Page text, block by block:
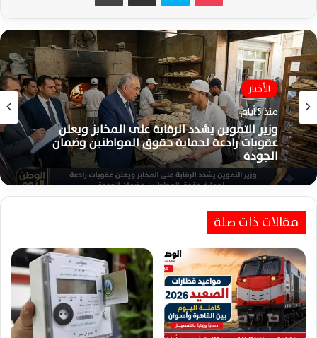
الأخبار
منذ 5 أيام
وزير التموين يشدد الرقابة على المخابز ويعلن
عقوبات رادعة لحماية حقوق المواطنين وضمان
الجودة
مصر
منذ 6 أيام
وزير النقل: انتظام حركة القطارات والمترو
والموانئ والطرق عقب الهزة الأرضية
مقالات ذات صلة